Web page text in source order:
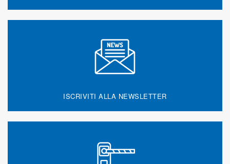
ISCRIVITI ALLA NEWSLETTER